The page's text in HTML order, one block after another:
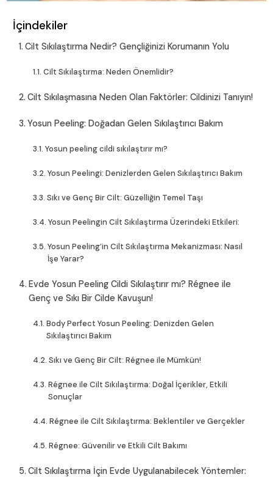
İçindekiler
Cilt Sıkılaştırma Nedir? Gençliğinizi Korumanın Yolu
Cilt Sıkılaştırma: Neden Önemlidir?
Cilt Sıkılaşmasına Neden Olan Faktörler: Cildinizi Tanıyın!
Yosun Peeling: Doğadan Gelen Sıkılaştırıcı Bakım
Yosun peeling cildi sıkılaştırır mı?
Yosun Peelingi: Denizlerden Gelen Sıkılaştırıcı Bakım
Sıkı ve Genç Bir Cilt: Güzelliğin Temel Taşı
Yosun Peelingin Cilt Sıkılaştırma Üzerindeki Etkileri:
Yosun Peeling’in Cilt Sıkılaştırma Mekanizması: Nasıl
İşe Yarar?
Evde Yosun Peeling Cildi Sıkılaştırır mı? Régnee ile
Genç ve Sıkı Bir Cilde Kavuşun!
Body Perfect Yosun Peeling: Denizden Gelen
Sıkılaştırıcı Bakım
Sıkı ve Genç Bir Cilt: Régnee ile Mümkün!
Régnee ile Cilt Sıkılaştırma: Doğal İçerikler, Etkili
Sonuçlar
Régnee ile Cilt Sıkılaştırma: Beklentiler ve Gerçekler
Régnee: Güvenilir ve Etkili Cilt Bakımı
Cilt Sıkılaştırma İçin Evde Uygulanabilecek Yöntemler: